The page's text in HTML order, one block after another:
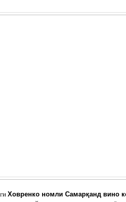
Ховренко номли Самарқанд вино